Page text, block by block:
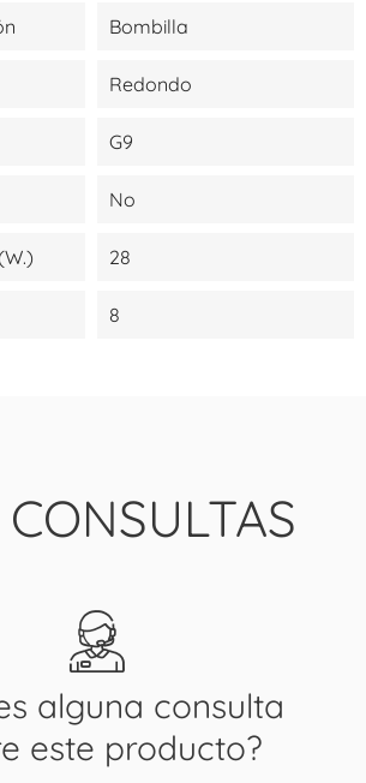
Bombilla
Redondo
G9
No
28
8
CONSULTAS
alguna consulta
este producto?